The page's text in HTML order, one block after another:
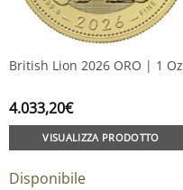
British Lion 2026 ORO | 1 Oz
4.033,20€
VISUALIZZA PRODOTTO
Disponibile